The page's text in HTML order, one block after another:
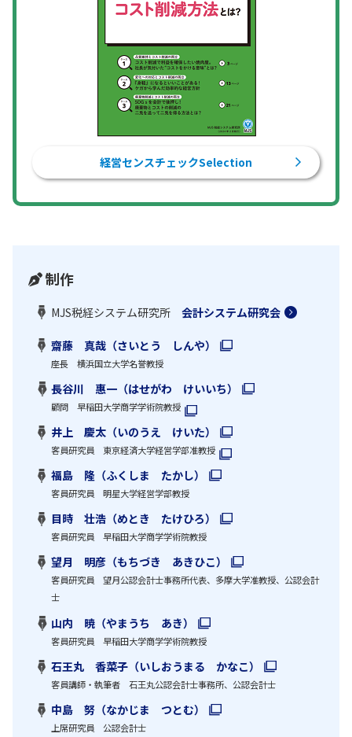
経営センスチェックSelection
制作
MJS税経システム研究所 会計システム研究会
齋藤 真哉（さいとう しんや）
座長 横浜国立大学名誉教授
長谷川 惠一（はせがわ けいいち）
顧問 早稲田大学商学学術院教授
井上 慶太（いのうえ けいた）
客員研究員 東京経済大学経営学部准教授
福島 隆（ふくしま たかし）
客員研究員 明星大学経営学部教授
目時 壮浩（めとき たけひろ）
客員研究員 早稲田大学商学学術院教授
望月 明彦（もちづき あきひこ）
客員研究員 望月公認会計士事務所代表、多摩大学准教授、公認会計
士
山内 暁（やまうち あき）
客員研究員 早稲田大学商学学術院教授
石王丸 香菜子（いしおうまる かなこ）
客員講師・執筆者 石王丸公認会計士事務所、公認会計士
中島 努（なかじま つとむ）
上席研究員 公認会計士